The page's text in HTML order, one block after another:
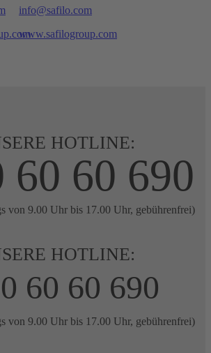
info@safilo.com
www.safilogroup.com
HOTLINE:
60 60 690
von 9.00 Uhr bis 17.00 Uhr, gebührenfrei)
HOTLINE:
60 60 690
von 9.00 Uhr bis 17.00 Uhr, gebührenfrei)